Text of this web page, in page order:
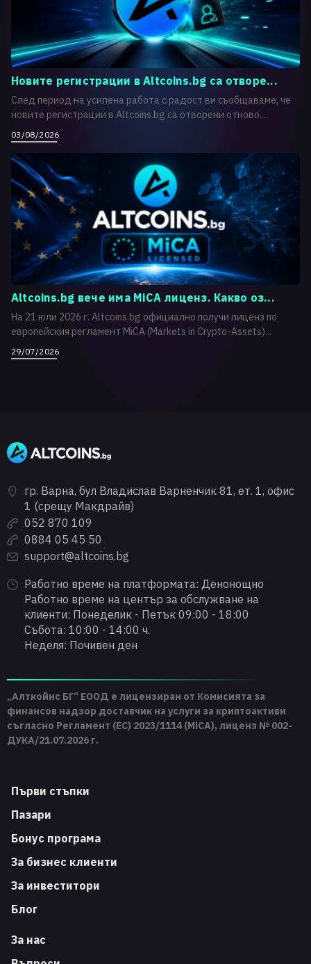
Новите регистрации в Altcoins.bg са отворе...
След период на усилена работа с радост ви съобщаваме, че
новите регистрации в Altcoins.bg са отворени отново....
03/08/2026
Altcoins.bg вече има MiCA лиценз. Какво оз...
На 21 юли 2026 г. Altcoins.bg официално получи лиценз по
европейския регламент MiCA (Markets in Crypto-Assets)...
29/07/2026
гр. Варна, бул Владислав Варненчик 81, ет. 1, офис
1 (срещу Макдрайв)
052 870 109
0884 05 45 50
support@altcoins.bg
Работно време на платформата: Денонощно
Работно време на център за обслужване на
клиенти: Понеделик - Петък 09:00 - 18:00
Събота: 10:00 - 14:00 ч.
Неделя: Почивен ден
„Алткойнс БГ“ ЕООД е лицензиран от Комисията за
финансов надзор доставчик на услуги за криптоактиви
съгласно Регламент (ЕС) 2023/1114 (MiCA), лиценз № 002-
ДУКА/21.07.2026 г.
Първи стъпки
Пазари
Бонус програма
За бизнес клиенти
За инвеститори
Блог
За нас